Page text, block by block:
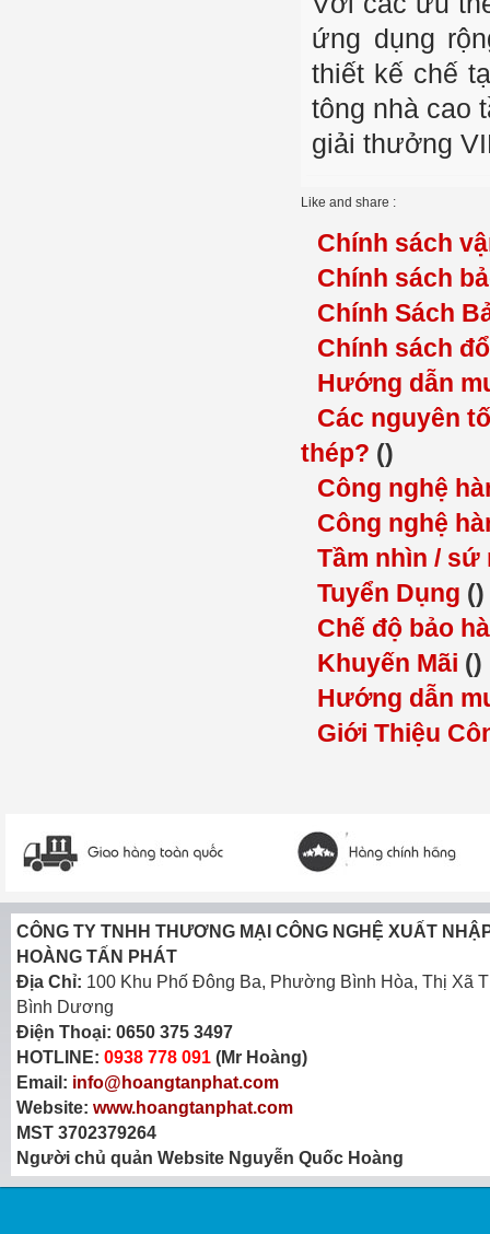
ứng dụng
thiết kế chế
tông nhà cao
giải thưởng
Like and share :
Chính sách
Chính sách
Chính Sách
Chính sách
Hướng dẫn
Các nguyên
thép? ()
Công nghệ
Công nghệ
Tầm nhìn /
Tuyển Dụng ()
Chế độ bảo
Khuyến Mãi ()
Hướng dẫn
Giới Thiệu
CÔNG TY TNHH THƯƠNG MẠI CÔNG NGHỆ XUẤT
HOÀNG TẤN PHÁT
Địa Chỉ: 100 Khu Phố Đông Ba, Phường Bình Hòa, Thị Xã
Bình Dương
Điện Thoại: 0650 375 3497
HOTLINE: 0938 778 091 (Mr Hoàng)
Email: info@hoangtanphat.com
Website: www.hoangtanphat.com
MST 3702379264
Người chủ quản Website Nguyễn Quốc Hoàng